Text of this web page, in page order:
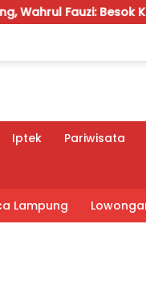
Kita Langsung
Iptek Pariwisata
Lampung